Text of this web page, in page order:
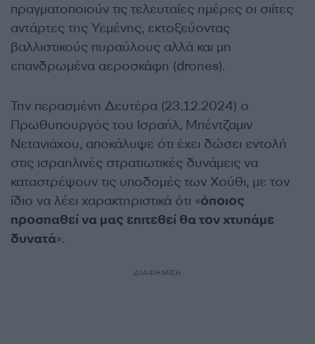
πραγματοποιούν τις τελευταίες ημέρες οι σιίτες
αντάρτες της Υεμένης, εκτοξεύοντας
βαλλιστικούς πυραύλους αλλά και μη
επανδρωμένα αεροσκάφη (drones).
Την περασμένη Δευτέρα (23.12.2024) ο
Πρωθυπουργός του Ισραήλ, Μπέντζαμιν
Νετανιάχου, αποκάλυψε ότι έχει δώσει εντολή
στις ισραηλινές στρατιωτικές δυνάμεις να
καταστρέψουν τις υποδομές των Χούθι, με τον
ίδιο να λέει χαρακτηριστικά ότι «όποιος
προσπαθεί να μας επιτεθεί θα τον χτυπάμε
δυνατά».
ΔΙΑΦΗΜΙΣΗ